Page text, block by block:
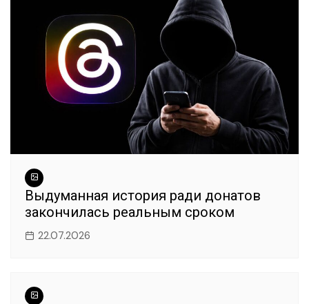
Выдуманная история ради донатов
закончилась реальным сроком
22.07.2026